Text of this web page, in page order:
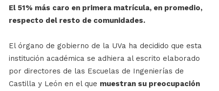
El 51% más caro en primera matrícula, en promedio,
respecto del resto de comunidades.
El órgano de gobierno de la UVa ha decidido que esta
institución académica se adhiera al escrito elaborado
por directores de las Escuelas de Ingenierías de
Castilla y León en el que muestran su preocupación